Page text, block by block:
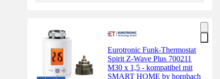
Eurotronic Funk-Thermostat
Spirit Z-Wave Plus 700211
M30 x 1,5 - kompatibel mit
SMART HOME by hornbach